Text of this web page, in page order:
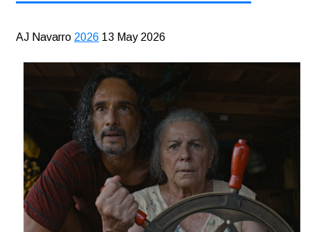
AJ Navarro 2026 13 May 2026